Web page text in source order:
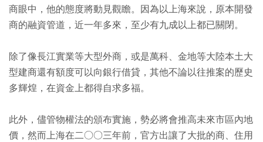
商眼中，他的態度將動見觀瞻。因為以上海來說，原本開發
商的融資管道，近一年多來，至少有九成以上都已關閉。
除了像長江實業等大型外商，或是萬科、金地等大陸本土大
型建商還有額度可以向銀行借貸，其他不論以往推案的歷史
多輝煌，在資金上都得自求多福。
此外，儘管物權法的頒布實施，勢必將會推高未來市區內地
價，然而上海在二○○三年前，官方出讓了大批的商、住用